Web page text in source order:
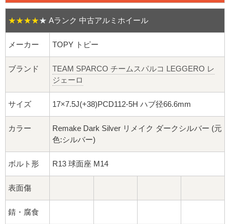
20インチ：夏タイヤホイール
ホイールナット
平面座ナット
ロング平面ナット
ショート平面ナット
球面座ナット
ロング球面ナット
ショート球面ナット
貫通ナット
★★★★★ Aランク 中古アルミホイール
メーカー TOPY トピー
ブランド
TEAM SPARCO チームスパルコ LEGGERO レ
ジェーロ
サイズ 17×7.5J(+38)PCD112-5H ハブ径66.6mm
カラー
Remake Dark Silver リメイク ダークシルバー (元
色:シルバー)
ボルト形 R13 球面座 M14
表面傷
錆・腐食